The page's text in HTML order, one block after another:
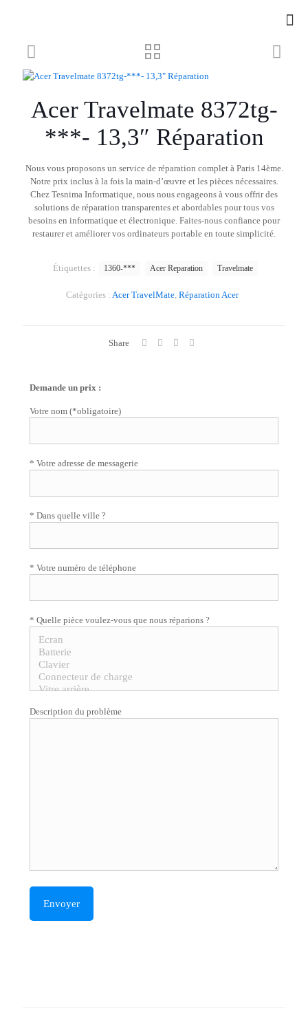
Acer Travelmate 8372tg-
***- 13,3″ Réparation
Nous vous proposons un service de réparation complet à Paris 14ème.
Notre prix inclus à la fois la main-d’œuvre et les pièces nécessaires.
Chez Tesnima Informatique, nous nous engageons à vous offrir des
solutions de réparation transparentes et abordables pour tous vos
besoins en informatique et électronique. Faites-nous confiance pour
restaurer et améliorer vos ordinateurs portable en toute simplicité.
Catégories : Acer TravelMate, Réparation Acer
Étiquettes : 1360-*** Acer Reparation Travelmate
Share
Demande un prix :
Votre nom (*obligatoire)
* Votre adresse de messagerie
* Dans quelle ville ?
* Votre numéro de téléphone
* Quelle pièce voulez-vous que nous réparions ?
Description du problème